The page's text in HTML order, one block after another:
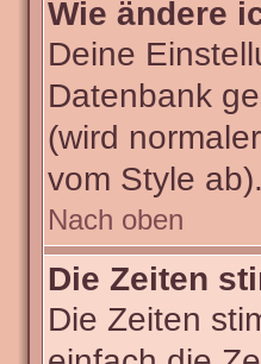
Wie ändere
Deine
Datenbank
(wird
vom Style
Nach oben
Die Zeiten
Die Zeiten